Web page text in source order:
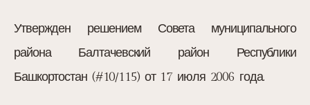
Утвержден решением Совета муниципального
района Балтачевский район Республики
Башкортостан (#10/115) от 17 июля 2006 года.